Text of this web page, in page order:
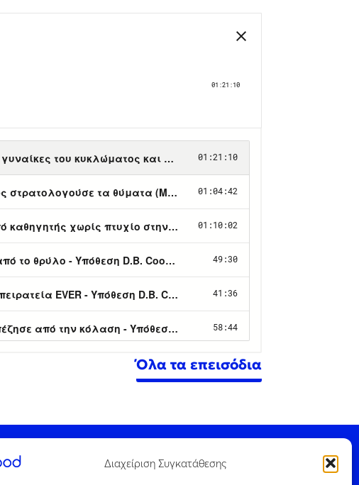
Διαχείριση Συγκατάθεσης
Όλα τα επεισόδια